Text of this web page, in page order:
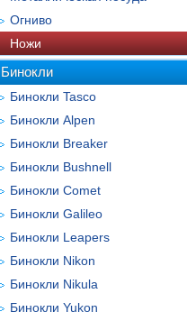
Огниво
Ножи
Бинокли
Бинокли Tasco
Бинокли Alpen
Бинокли Breaker
Бинокли Bushnell
Бинокли Comet
Бинокли Galileo
Бинокли Leapers
Бинокли Nikon
Бинокли Nikula
Бинокли Yukon